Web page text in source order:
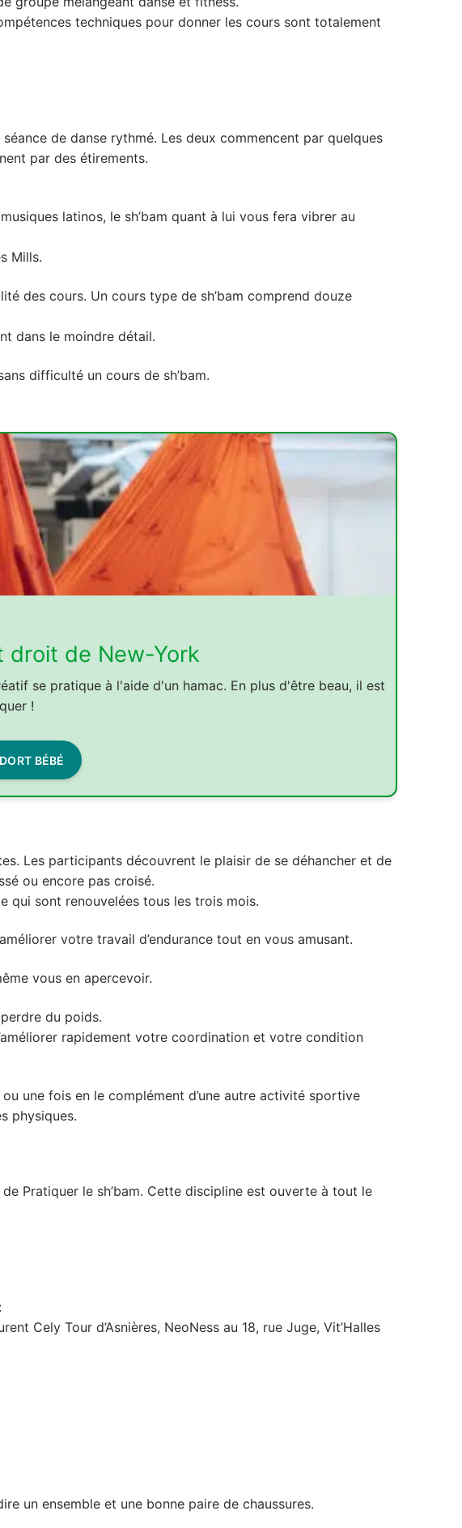
techniques pour donner les cours sont totalement
de danse rythmé. Les deux commencent par quelques
par des étirements.
latinos, le sh’bam quant à lui vous fera vibrer au
Mills.
des cours. Un cours type de sh’bam comprend douze
dans le moindre détail.
difficulté un cours de sh’bam.
droit de New-York
se pratique à l'aide d'un hamac. En plus d'être beau, il est
!
BÉBÉ
Les participants découvrent le plaisir de se déhancher et de
ou encore pas croisé.
qui sont renouvelées tous les trois mois.
votre travail d’endurance tout en vous amusant.
vous en apercevoir.
du poids.
rapidement votre coordination et votre condition
une fois en le complément d’une autre activité sportive
physiques.
Pratiquer le sh’bam. Cette discipline est ouverte à tout le
Cely Tour d’Asnières, NeoNess au 18, rue Juge, Vit’Halles
un ensemble et une bonne paire de chaussures.